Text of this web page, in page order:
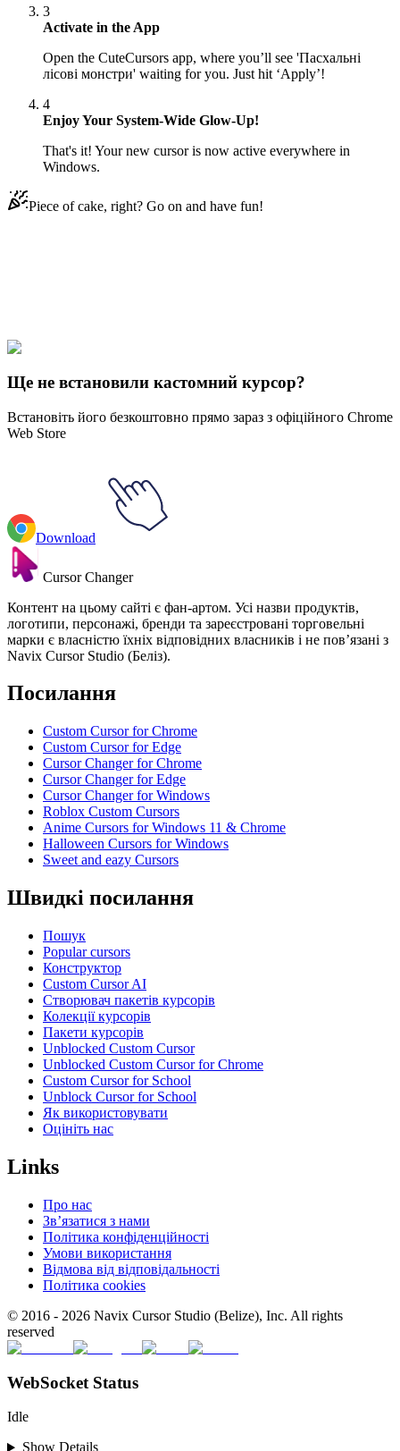
3
Activate in the App
Open the CuteCursors app, where you’ll see 'Пасхальні
лісові монстри' waiting for you. Just hit ‘Apply’!
4
Enjoy Your System-Wide Glow-Up!
That's it! Your new cursor is now active everywhere in
Windows.
Piece of cake, right? Go on and have fun!
Explore All Collections
Ще не встановили кастомний курсор?
Встановіть його безкоштовно прямо зараз з офіційного Chrome
Web Store
Download
Cursor Changer
Контент на цьому сайті є фан-артом. Усі назви продуктів,
логотипи, персонажі, бренди та зареєстровані торговельні
марки є власністю їхніх відповідних власників і не пов’язані з
Navix Cursor Studio (Беліз).
Посилання
Custom Cursor for Chrome
Custom Cursor for Edge
Cursor Changer for Chrome
Cursor Changer for Edge
Cursor Changer for Windows
Roblox Custom Cursors
Anime Cursors for Windows 11 & Chrome
Halloween Cursors for Windows
Sweet and eazy Cursors
Швидкі посилання
Пошук
Popular cursors
Конструктор
Custom Cursor AI
Створювач пакетів курсорів
Колекції курсорів
Пакети курсорів
Unblocked Custom Cursor
Unblocked Custom Cursor for Chrome
Custom Cursor for School
Unblock Cursor for School
Як використовувати
Оцініть нас
Links
Про нас
Зв’язатися з нами
Політика конфіденційності
Умови використання
Відмова від відповідальності
Політика cookies
© 2016 - 2026 Navix Cursor Studio (Belize), Inc. All rights
reserved
WebSocket Status
Idle
Show Details